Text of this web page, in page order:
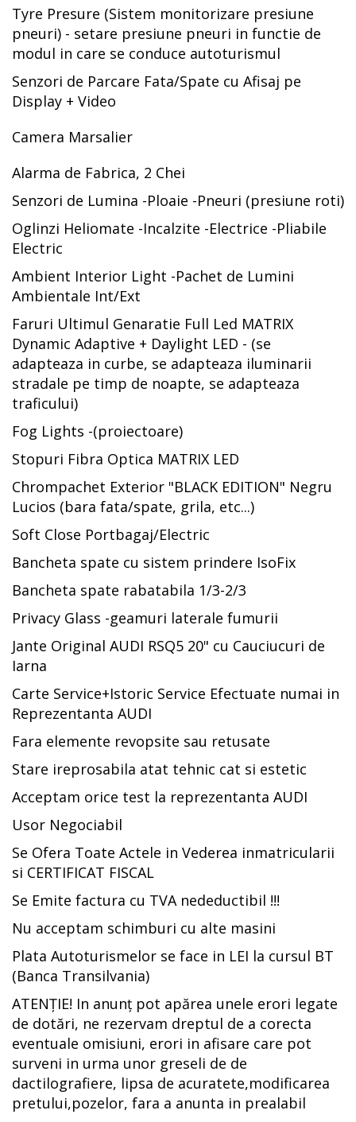
Tyre Presure (Sistem monitorizare presiune
pneuri) - setare presiune pneuri in functie de
modul in care se conduce autoturismul
Senzori de Parcare Fata/Spate cu Afisaj pe
Display + Video
Camera Marsalier
Alarma de Fabrica, 2 Chei
Senzori de Lumina -Ploaie -Pneuri (presiune roti)
Oglinzi Heliomate -Incalzite -Electrice -Pliabile
Electric
Ambient Interior Light -Pachet de Lumini
Ambientale Int/Ext
Faruri Ultimul Genaratie Full Led MATRIX
Dynamic Adaptive + Daylight LED - (se
adapteaza in curbe, se adapteaza iluminarii
stradale pe timp de noapte, se adapteaza
traficului)
Fog Lights -(proiectoare)
Stopuri Fibra Optica MATRIX LED
Chrompachet Exterior "BLACK EDITION" Negru
Lucios (bara fata/spate, grila, etc...)
Soft Close Portbagaj/Electric
Bancheta spate cu sistem prindere IsoFix
Bancheta spate rabatabila 1/3-2/3
Privacy Glass -geamuri laterale fumurii
Jante Original AUDI RSQ5 20" cu Cauciucuri de
Iarna
Carte Service+Istoric Service Efectuate numai in
Reprezentanta AUDI
Fara elemente revopsite sau retusate
Stare ireprosabila atat tehnic cat si estetic
Acceptam orice test la reprezentanta AUDI
Usor Negociabil
Se Ofera Toate Actele in Vederea inmatricularii
si CERTIFICAT FISCAL
Se Emite factura cu TVA nedeductibil !!!
Nu acceptam schimburi cu alte masini
Plata Autoturismelor se face in LEI la cursul BT
(Banca Transilvania)
ATENȚIE! In anunț pot apărea unele erori legate
de dotări, ne rezervam dreptul de a corecta
eventuale omisiuni, erori in afisare care pot
surveni in urma unor greseli de de
dactilografiere, lipsa de acuratete,modificarea
pretului,pozelor, fara a anunta in prealabil